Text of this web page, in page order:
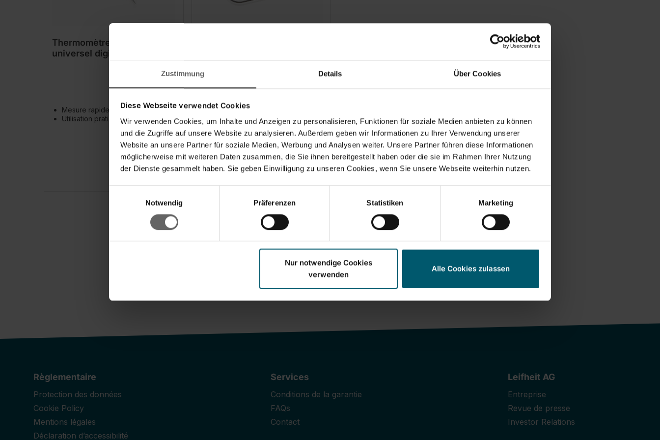
Zustimmung Details Über Cookies
Diese Webseite verwendet Cookies
Wir verwenden Cookies, um Inhalte und Anzeigen zu personalisieren, Funktionen für soziale Medien anbieten zu können
und die Zugriffe auf unsere Website zu analysieren. Außerdem geben wir Informationen zu Ihrer Verwendung unserer
Website an unsere Partner für soziale Medien, Werbung und Analysen weiter. Unsere Partner führen diese Informationen
möglicherweise mit weiteren Daten zusammen, die Sie ihnen bereitgestellt haben oder die sie im Rahmen Ihrer Nutzung
der Dienste gesammelt haben. Sie geben Einwilligung zu unseren Cookies, wenn Sie unsere Webseite weiterhin nutzen.
Notwendig
Präferenzen Statistiken Marketing
Nur notwendige Cookies
verwenden
Alle Cookies zulassen
Thermomètre de cuisine
universel digital
Mesure rapide de la température
Utilisation pratique
Mesure de température à long
terme
Avec écran tactile, fonction
minuterie et alarme de
température
Câble de mesure adapté au
Règlementaire
Protection des données
Cookie Policy
Mentions légales
Déclaration d’accessibilité
Services
Conditions de la garantie
FAQs
Contact
Leifheit AG
Entreprise
Revue de presse
Investor Relations